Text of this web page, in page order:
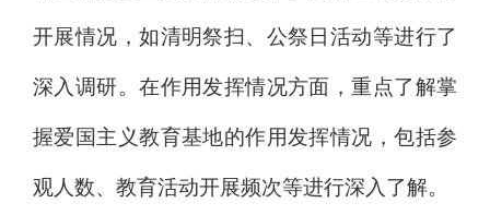
开展情况，如清明祭扫、 公祭日 活动等进行了
深入调研。在作用发挥情况方面，重点了解掌
握爱国主义教育基地的作用发挥情况，包括参
观人数、教育活动开展频次等进行深入了解。